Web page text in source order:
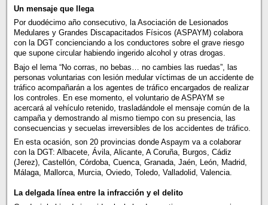
Un mensaje que llega
Por duodécimo año consecutivo, la Asociación de Lesionados
Medulares y Grandes Discapacitados Físicos (ASPAYM) colabora
con la DGT concienciando a los conductores sobre el grave riesgo
que supone circular habiendo ingerido alcohol y otras drogas.
Bajo el lema “No corras, no bebas… no cambies las ruedas”, las
personas voluntarias con lesión medular víctimas de un accidente de
tráfico acompañarán a los agentes de tráfico encargados de realizar
los controles. En ese momento, el voluntario de ASPAYM se
acercará al vehículo retenido, trasladándole el mensaje común de la
campaña y demostrando al mismo tiempo con su presencia, las
consecuencias y secuelas irreversibles de los accidentes de tráfico.
En esta ocasión, son 20 provincias donde Aspaym va a colaborar
con la DGT: Albacete, Ávila, Alicante, A Coruña, Burgos, Cádiz
(Jerez), Castellón, Córdoba, Cuenca, Granada, Jaén, León, Madrid,
Málaga, Mallorca, Murcia, Oviedo, Toledo, Valladolid, Valencia.
La delgada línea entre la infracción y el delito